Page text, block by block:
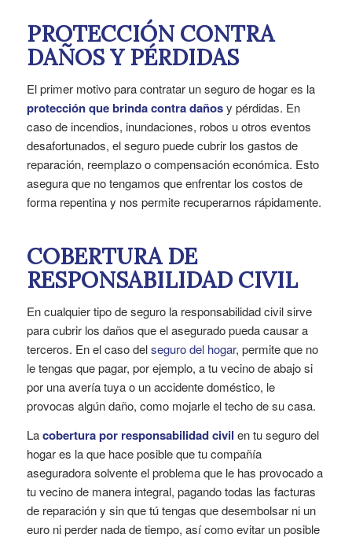
PROTECCIÓN CONTRA
DAÑOS Y PÉRDIDAS
El primer motivo para contratar un seguro de hogar es la
protección que brinda contra dañosy pérdidas. En
caso de incendios, inundaciones, robos u otros eventos
desafortunados, el seguro puede cubrir los gastos de
reparación, reemplazo o compensación económica. Esto
asegura que no tengamos que enfrentar los costos de
forma repentina y nos permite recuperarnos rápidamente.
COBERTURA DE
RESPONSABILIDAD CIVIL
En cualquier tipo de seguro la responsabilidad civil sirve
para cubrir los daños que el asegurado pueda causar a
terceros. En el caso delseguro del hogar, permite que no
le tengas que pagar, por ejemplo, a tu vecino de abajo si
por una avería tuya o un accidente doméstico, le
provocas algún daño, como mojarle el techo de su casa.
Lacobertura por responsabilidad civil en tu seguro del
hogar es la que hace posible que tu compañía
aseguradora solvente el problema que le has provocado a
tu vecino de manera integral, pagando todas las facturas
de reparación y sin que tú tengas que desembolsar ni un
euro ni perder nada de tiempo, así como evitar un posible